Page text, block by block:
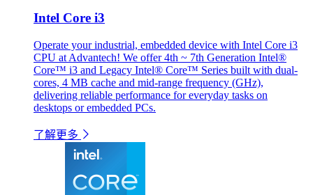
Intel Core i3
Operate your industrial, embedded device with Intel Core i3
CPU at Advantech! We offer 4th ~ 7th Generation Intel®
Core™ i3 and Legacy Intel® Core™ Series built with dual-
cores, 4 MB cache and mid-range frequency (GHz),
delivering reliable performance for everyday tasks on
desktops or embedded PCs.
了解更多